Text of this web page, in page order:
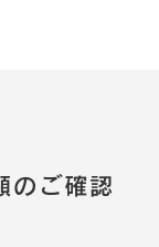
のご確認